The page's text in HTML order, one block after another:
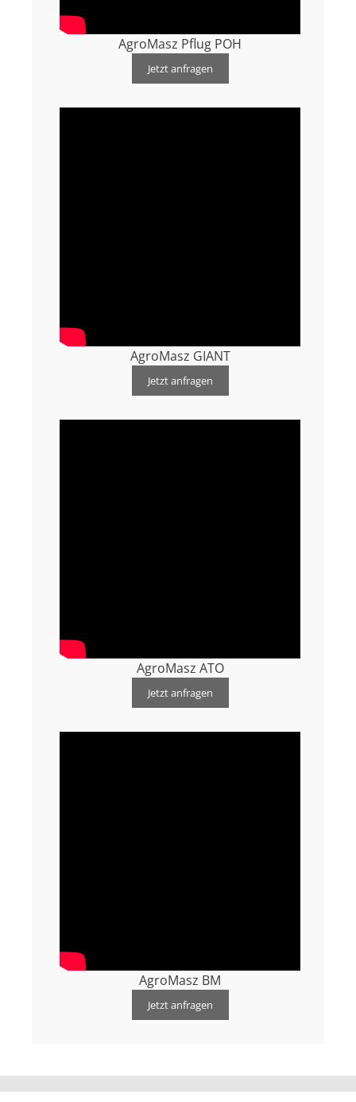
AgroMasz Pflug POH
Jetzt anfragen
AgroMasz GIANT
Jetzt anfragen
AgroMasz ATO
Jetzt anfragen
AgroMasz BM
Jetzt anfragen